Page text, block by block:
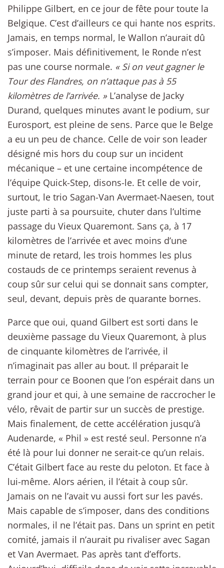
Philippe Gilbert, en ce jour de fête pour toute la
Belgique. C’est d’ailleurs ce qui hante nos esprits.
Jamais, en temps normal, le Wallon n’aurait dû
s’imposer. Mais définitivement, le Ronde n’est
pas une course normale. « Si on veut gagner le
Tour des Flandres, on n’attaque pas à 55
kilomètres de l’arrivée. » L’analyse de Jacky
Durand, quelques minutes avant le podium, sur
Eurosport, est pleine de sens. Parce que le Belge
a eu un peu de chance. Celle de voir son leader
désigné mis hors du coup sur un incident
mécanique – et une certaine incompétence de
l’équipe Quick-Step, disons-le. Et celle de voir,
surtout, le trio Sagan-Van Avermaet-Naesen, tout
juste parti à sa poursuite, chuter dans l’ultime
passage du Vieux Quaremont. Sans ça, à 17
kilomètres de l’arrivée et avec moins d’une
minute de retard, les trois hommes les plus
costauds de ce printemps seraient revenus à
coup sûr sur celui qui se donnait sans compter,
seul, devant, depuis près de quarante bornes.
Parce que oui, quand Gilbert est sorti dans le
deuxième passage du Vieux Quaremont, à plus
de cinquante kilomètres de l’arrivée, il
n’imaginait pas aller au bout. Il préparait le
terrain pour ce Boonen que l’on espérait dans un
grand jour et qui, à une semaine de raccrocher le
vélo, rêvait de partir sur un succès de prestige.
Mais finalement, de cette accélération jusqu’à
Audenarde, « Phil » est resté seul. Personne n’a
été là pour lui donner ne serait-ce qu’un relais.
C’était Gilbert face au reste du peloton. Et face à
lui-même. Alors aérien, il l’était à coup sûr.
Jamais on ne l’avait vu aussi fort sur les pavés.
Mais capable de s’imposer, dans des conditions
normales, il ne l’était pas. Dans un sprint en petit
comité, jamais il n’aurait pu rivaliser avec Sagan
et Van Avermaet. Pas après tant d’efforts.